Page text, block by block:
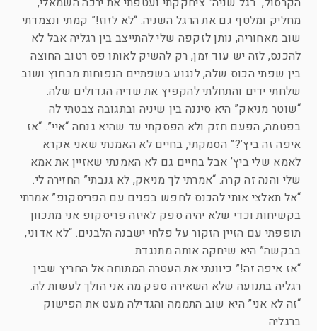
מחליק ומלטף גם את הרגל השניה. “לא לזוז!” קמתי ונצמדתי
שוב מאחוריה, נותן לזקפה שלי להתייצב בין רגליה אבל לא
להכנס, לזה יש עוד זמן, רק להשיק לאותו פס רטוב החוצה
בין שפתי הכוס שלה, לנגוע בשפתיים הנפוחות מבחוץ ושוב
שלחתי ידים והתחלתי להקפיץ את שדיה הגדולים שלה.
“שוטר מניאק” היא סיננה בין שיניה ובתגובה צבטתי לה
בפטמה, הפעם חזק ולא הפסקתי עד שהיא גנחה “איי”. “אז
איפה זה ביץ’?” הסמקתי, בחיים לא האמנתי שאני אקרא
לאמא שלי ביץ’ אבל בחיים גם לא האמנתי שאזיין את אמא
שלי והנה זה קרה. “אמרתי לך מניאק, לא גנבתי” החזירה לי.
“אל תאלצי אותי להכנס לחפש בפנים עם הפריסקופ” אמרתי
בקשיחות וכדי שלא יהיה ספק לאיזה פריסקופ אני מתכוון
תופפתי עם הזיין הזקור על פלחי ישבנה הלבנים. “לא אדוני,
בבקשה” היא שיחקה אותה מתנגדת.
“אז איפה זה!” כיוונתי את העטרה המתוחה אל החריץ שבין
רגליה בתנועה שלא השאירה ספק מה אני הולך לעשות לה.
“זה לא אני” היא שוב התממה והגדילה מעט את הפישוק
ברגליה.